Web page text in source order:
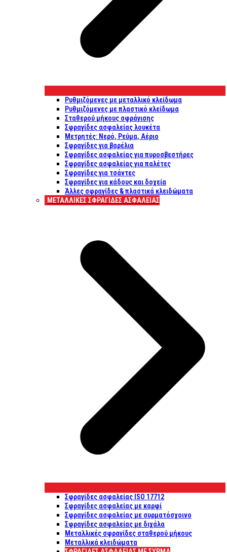
Ρυθμιζόμενες με μεταλλικό κλείδωμα
Ρυθμιζόμενες με πλαστικό κλείδωμα
Σταθερού μήκους σφράγισης
Σφραγίδες ασφαλείας λουκέτα
Μετρητές: Νερό, Ρεύμα, Αέριο
Σφραγίδες για βαρέλια
Σφραγίδες ασφαλείας για πυροσβεστήρες
Σφραγίδες ασφαλείας για παλέτες
Σφραγίδες για τσάντες
Σφραγίδες για κάδους και δοχεία
Άλλες σφραγίδες & πλαστικά κλειδώματα
ΜΕΤΑΛΛΙΚΕΣ ΣΦΡΑΓΙΔΕΣ ΑΣΦΑΛΕΙΑΣ
Σφραγίδες ασφαλείας ISO 17712
Σφραγίδες ασφαλείας με καρφί
Σφραγίδες ασφαλείας με συρματόσχοινο
Σφραγίδες ασφαλείας με διχάλα
Μεταλλικές σφραγίδες σταθερού μήκους
Μεταλλικά κλειδώματα